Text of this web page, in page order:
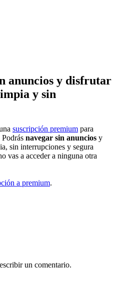
anuncios y disfrutar
y sin
suscripción premium para
navegar sin anuncios y
sin interrupciones y segura
vas a acceder a ninguna otra
a premium.
un comentario.